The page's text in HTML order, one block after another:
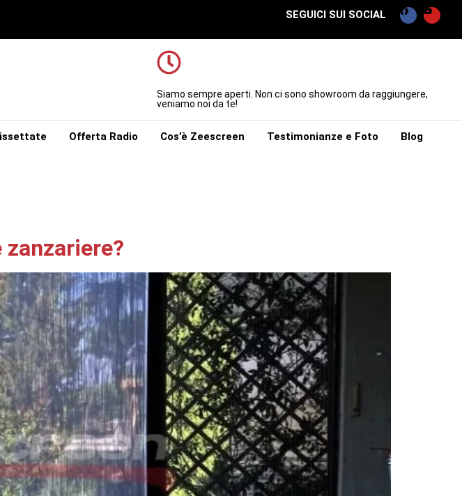
SEGUICI SUI SOCIAL
Siamo sempre aperti. Non ci sono showroom da raggiungere,
veniamo noi da te!
Offerta Radio Cos’è Zeescreen Testimonianze e Foto Blog
zanzariere?